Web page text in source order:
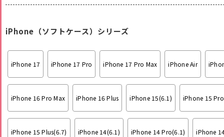
iPhone（ソフトケース）シリーズ
iPhone 17 iPhone 17 Pro iPhone 17 Pro Max iPhone Air
iPhone 16 Pro Max iPhone 16 Plus iPhone 15(6.1) iPhone 15
iPhone 15 Plus(6.7) iPhone 14(6.1) iPhone 14 Pro(6.1) iPhone